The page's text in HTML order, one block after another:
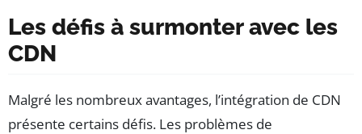
Les défis à surmonter avec les
CDN
Malgré les nombreux avantages, l’intégration de CDN
présente certains défis. Les problèmes de